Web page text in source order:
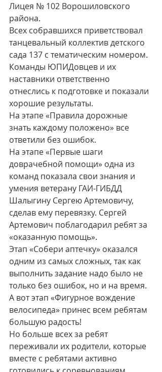
Лицея № 102 Ворошиловского
района.
Всех собравшихся приветствовал
танцевальный коллектив детского
сада 137 с тематическим номером.
Команды ЮПИДовцев и их
наставники ответственно
отнеслись к подготовке и показали
хорошие результаты.
На этапе «Правила дорожные
знать каждому положено» все
ответили без ошибок.
На этапе «Первые шаги
доврачебной помощи» одна из
команд показала свои знания и
умения ветерану ГАИ-ГИБДД
Шалыгину Сергею Артемовичу,
сделав ему перевязку. Сергей
Артемович поблагодарил ребят за
«оказанную помощь».
Этап «Собери аптечку» оказался
одним из самых сложных, так как
выполнить задание надо было не
только без ошибок, но и на время.
А вот этап «Фигурное вождение
велосипеда» принес всем ребятам
большую радость!
Но больше всех за ребят
переживали их родители, которые
вместе с ребятами активно